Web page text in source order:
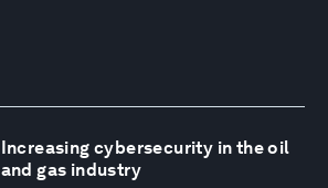
Increasing cybersecurity in the oil
and gas industry